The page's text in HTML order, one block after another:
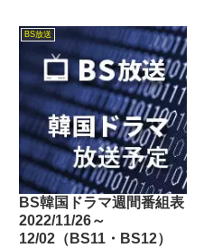
BS放送
BS韓国ドラマ週間番組表
2022/11/26～
12/02（BS11・BS12）